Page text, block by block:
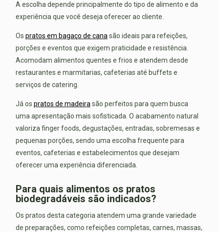
A escolha depende principalmente do tipo de alimento e da
experiência que você deseja oferecer ao cliente.
Os pratos em bagaço de cana são ideais para refeições,
porções e eventos que exigem praticidade e resistência.
Acomodam alimentos quentes e frios e atendem desde
restaurantes e marmitarias, cafeterias até buffets e
serviços de catering.
Já os pratos de madeira são perfeitos para quem busca
uma apresentação mais sofisticada. O acabamento natural
valoriza finger foods, degustações, entradas, sobremesas e
pequenas porções, sendo uma escolha frequente para
eventos, cafeterias e estabelecimentos que desejam
oferecer uma experiência diferenciada.
Para quais alimentos os pratos
biodegradáveis são indicados?
Os pratos desta categoria atendem uma grande variedade
de preparações, como refeições completas, carnes, massas,